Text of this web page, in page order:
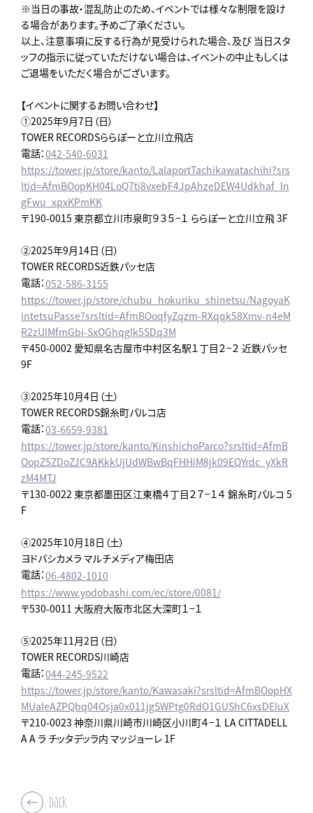
※当日の事故・混乱防止のため、イベントでは様々な制限を設け
る場合があります。予めご了承ください。
以上、注意事項に反する行為が見受けられた場合、及び 当日スタ
ッフの指示に従っていただけない場合は、イベントの中止もしくは
ご退場をいただく場合がございます。
【イベントに関するお問い合わせ】
①2025年9月7日（日）
TOWER RECORDSららぽーと立川立飛店
電話：042-540-6031
https://tower.jp/store/kanto/LalaportTachikawatachihi?srs
ltid=AfmBOopKH04LoQ7ti8vxebF4JpAhzeDEW4Udkhaf_ln
gFwu_xpxKPmKK
〒190-0015 東京都立川市泉町９３５−１ ららぽーと立川立飛 3F
②2025年9月14日（日）
TOWER RECORDS近鉄パッセ店
電話：052-586-3155
https://tower.jp/store/chubu_hokuriku_shinetsu/NagoyaK
intetsuPasse?srsltid=AfmBOoqfyZqzm-RXqqk58Xmv-n4eM
R2zUlMfmGbi-SxOGhqgIk5SDq3M
〒450-0002 愛知県名古屋市中村区名駅１丁目２−２ 近鉄パッセ
9F
③2025年10月4日（土）
TOWER RECORDS錦糸町パルコ店
電話：03-6659-9381
https://tower.jp/store/kanto/KinshichoParco?srsltid=AfmB
OopZ5ZDoZJC9AKkkUjUdWBwBqFHHiM8jk09EQYrdc_yXkR
zM4MTJ
〒130-0022 東京都墨田区江東橋４丁目２７−１４ 錦糸町パルコ 5
F
④2025年10月18日（土）
ヨドバシカメラ マルチメディア梅田店
電話：06-4802-1010
https://www.yodobashi.com/ec/store/0081/
〒530-0011 大阪府大阪市北区大深町１−１
⑤2025年11月2日（日）
TOWER RECORDS川崎店
電話：044-245-9522
https://tower.jp/store/kanto/Kawasaki?srsltid=AfmBOopHX
MUaleAZPQbq04Osja0x011jgSWPtg0RdO1GUShC6xsDEIuX
〒210-0023 神奈川県川崎市川崎区小川町４−１ LA CITTADELL
A A ラ チッタデッラ内 マッジョーレ 1F
back